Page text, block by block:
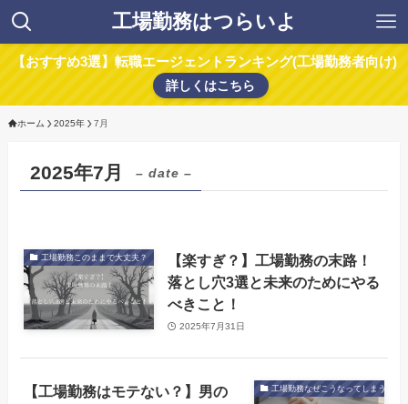
工場勤務はつらいよ
【おすすめ3選】転職エージェントランキング(工場勤務者向け)
詳しくはこちら
ホーム 2025年 7月
2025年7月 – date –
工場勤務このままで大丈夫？
【楽すぎ？】工場勤務の末路！
落とし穴3選と未来のためにやる
べきこと！
2025年7月31日
工場勤務なぜこうなってしまう
【工場勤務はモテない？】男の